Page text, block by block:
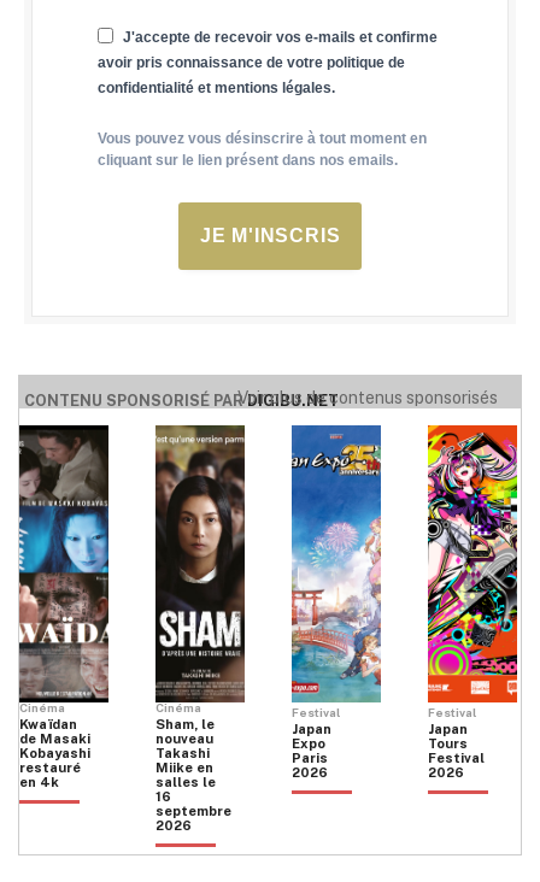
J'accepte de recevoir vos e-mails et confirme
avoir pris connaissance de votre politique de
confidentialité et mentions légales.
Vous pouvez vous désinscrire à tout moment en
cliquant sur le lien présent dans nos emails.
JE M'INSCRIS
CONTENU SPONSORISÉ PARDIGIBU.NET
Voir plus de contenus sponsorisés
Cinéma
Kwaïdan
de Masaki
Kobayashi
restauré
en 4k
Cinéma
Sham, le
nouveau
Takashi
Miike en
salles le
16
septembre
2026
Festival
Japan
Expo
Paris
2026
Festival
Japan
Tours
Festival
2026